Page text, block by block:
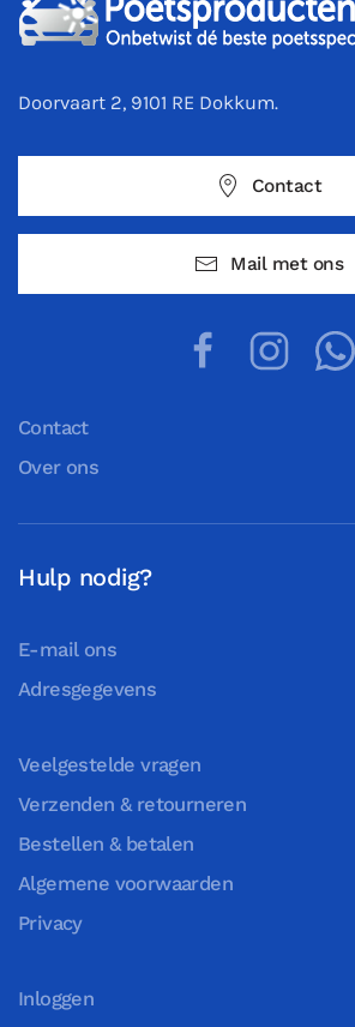
Doorvaart 2, 9101 RE Dokkum.
Contact
Mail met ons
Contact
Over ons
Hulp nodig?
E-mail ons
Adresgegevens
Veelgestelde vragen
Verzenden & retourneren
Bestellen & betalen
Algemene voorwaarden
Privacy
Inloggen